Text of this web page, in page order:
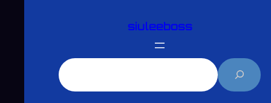
siuleeboss